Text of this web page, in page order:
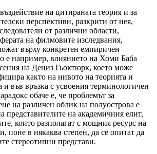
на цитираната теория и за
перспективи, разкрити от нея,
от различни области,
на филмовите изследвания,
върху конкретен емпиричен
е например, влиянието на Хоми Баба
на Дениз Гьоктюрк, което може
както на нивото на теорията и
и във връзка с усвоения терминологичен
обаче е, че проблемът за
на различен облик на полуострова е
представителите на академичния елит,
които разполагат с мощния ресурс на
поне в някаква степен, да се опитат да
стереотипни представи.